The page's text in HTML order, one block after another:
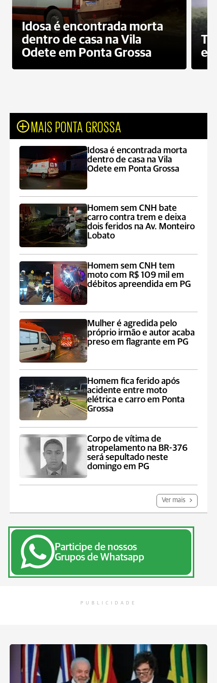
Idosa é encontrada morta
dentro de casa na Vila
Odete em Ponta Grossa
e
MAIS PONTA GROSSA
Idosa é encontrada morta
dentro de casa na Vila
Odete em Ponta Grossa
Homem sem CNH bate
carro contra trem e deixa
dois feridos na Av. Monteiro
Lobato
Homem sem CNH tem
moto com R$ 109 mil em
débitos apreendida em PG
Mulher é agredida pelo
próprio irmão e autor acaba
preso em flagrante em PG
Homem fica ferido após
acidente entre moto
elétrica e carro em Ponta
Grossa
Corpo de vítima de
atropelamento na BR-376
será sepultado neste
domingo em PG
Ver mais
Participe de nossos
Grupos de Whatsapp
PUBLICIDADE